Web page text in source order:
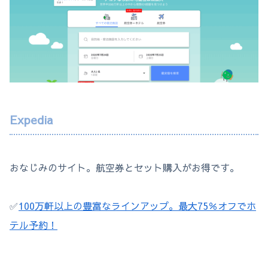
Expedia
おなじみのサイト。航空券とセット購入がお得です。
✅100万軒以上の豊富なラインアップ。最大75％オフでホ
テル予約！